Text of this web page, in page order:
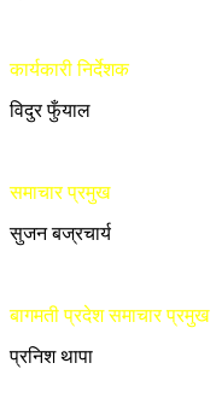
कार्यकारी निर्देशक
विदुर फुँयाल
समाचार प्रमुख
सुजन बज्रचार्य
बागमती प्रदेश समाचार प्रमुख
प्रनिश थापा